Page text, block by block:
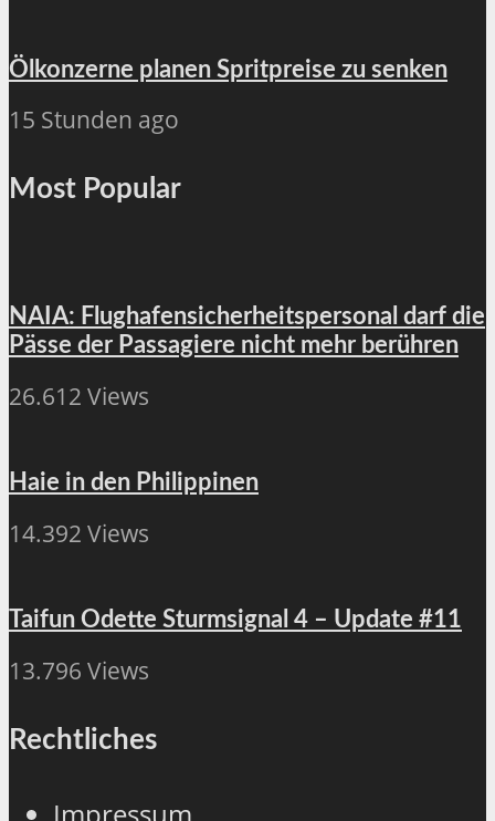
Ölkonzerne planen Spritpreise zu senken
15 Stunden ago
Most Popular
NAIA: Flughafensicherheitspersonal darf die
Pässe der Passagiere nicht mehr berühren
26.612 Views
Haie in den Philippinen
14.392 Views
Taifun Odette Sturmsignal 4 – Update #11
13.796 Views
Rechtliches